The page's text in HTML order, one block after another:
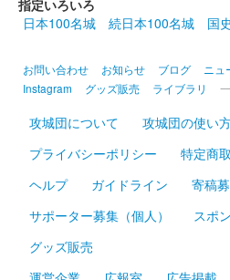
指定いろいろ
日本100名城
続日本100名城 国
お問い合わせ お知らせ ブログ ニュ
Instagram
グッズ販売 ライブラリ
攻城団について 攻城団の使い
プライバシーポリシー
特定商
ヘルプ
ガイドライン
寄稿
サポーター募集（個人）
スポ
グッズ販売